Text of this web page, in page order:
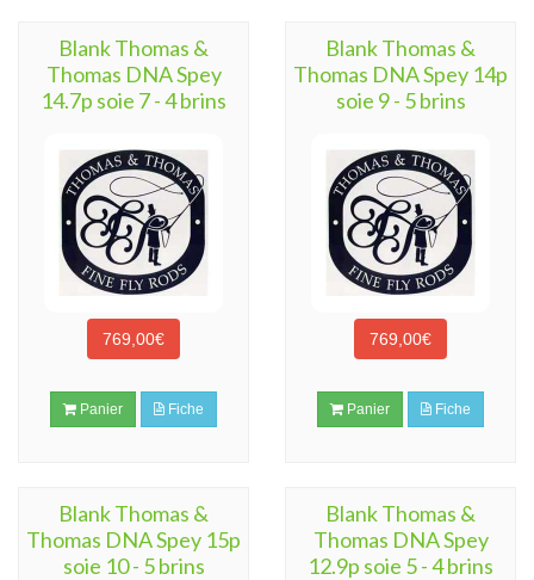
Blank Thomas &
Thomas DNA Spey
14.7p soie 7 - 4 brins
769,00€
Panier Fiche
Blank Thomas &
Thomas DNA Spey 14p
soie 9 - 5 brins
769,00€
Panier Fiche
Blank Thomas &
Thomas DNA Spey 15p
soie 10 - 5 brins
Blank Thomas &
Thomas DNA Spey
12.9p soie 5 - 4 brins